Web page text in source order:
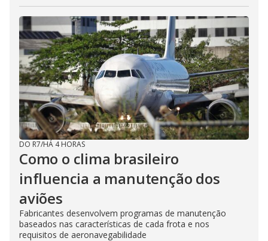
DO R7/HÁ 4 HORAS
Como o clima brasileiro
influencia a manutenção dos
aviões
Fabricantes desenvolvem programas de manutenção
baseados nas características de cada frota e nos
requisitos de aeronavegabilidade